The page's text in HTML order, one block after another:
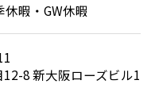
暇・GW休暇
8 新大阪ローズビル1